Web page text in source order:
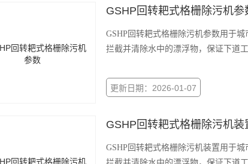
GSHP回转耙式格栅除污机参
GSHP回转耙式格栅除污机参数用于
拦截并清除水中的漂浮物，保证下道
更新日期：2026-01-07
GSHP回转耙式格栅除污机装
GSHP回转耙式格栅除污机装置用于